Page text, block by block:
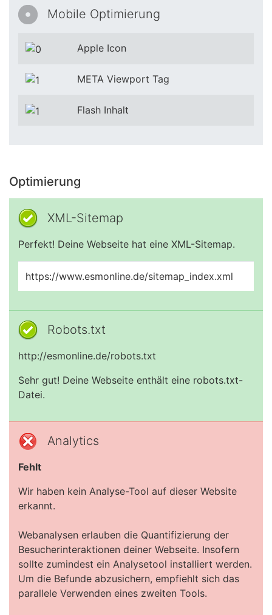
Mobile Optimierung
Apple Icon
META Viewport Tag
Flash Inhalt
Optimierung
XML-Sitemap
Perfekt! Deine Webseite hat eine XML-Sitemap.
https://www.esmonline.de/sitemap_index.xml
Robots.txt
http://esmonline.de/robots.txt
Sehr gut! Deine Webseite enthält eine robots.txt-
Datei.
Analytics
Fehlt
Wir haben kein Analyse-Tool auf dieser Website
erkannt.
Webanalysen erlauben die Quantifizierung der
Besucherinteraktionen deiner Webseite. Insofern
sollte zumindest ein Analysetool installiert werden.
Um die Befunde abzusichern, empfiehlt sich das
parallele Verwenden eines zweiten Tools.